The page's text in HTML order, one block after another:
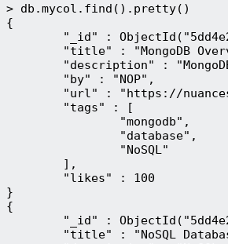
> db.mycol.find().pretty()
{
"_id" :
"title" : "MongoDB
"description" :
	"by" : "NOP",
"url" : "https://
	"tags" : [
		"mongodb",
		"database",
		"NoSQL"
	],
	"likes" : 100
}
{
"_id" :
"title" : "NoSQL